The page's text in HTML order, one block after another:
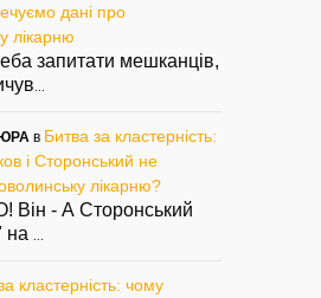
дані про
лікарню
запитати мешканців,
в Битва за кластерність:
і Сторонський не
лікарню?
Він - А Сторонський
на
кластерність: чому